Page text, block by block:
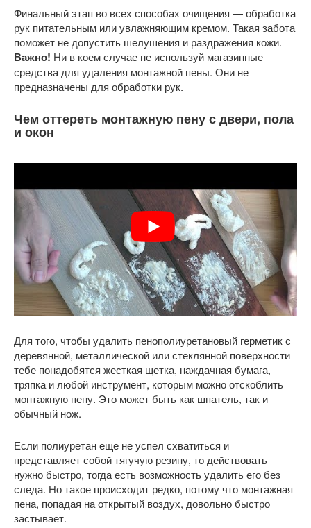
Финальный этап во всех способах очищения — обработка
рук питательным или увлажняющим кремом. Такая забота
поможет не допустить шелушения и раздражения кожи.
Важно! Ни в коем случае не используй магазинные
средства для удаления монтажной пены. Они не
предназначены для обработки рук.
Чем оттереть монтажную пену с двери, пола
и окон
Для того, чтобы удалить пенополиуретановый герметик с
деревянной, металлической или стеклянной поверхности
тебе понадобятся жесткая щетка, наждачная бумага,
тряпка и любой инструмент, которым можно отскоблить
монтажную пену. Это может быть как шпатель, так и
обычный нож.
Если полиуретан еще не успел схватиться и
представляет собой тягучую резину, то действовать
нужно быстро, тогда есть возможность удалить его без
следа. Но такое происходит редко, потому что монтажная
пена, попадая на открытый воздух, довольно быстро
застывает.